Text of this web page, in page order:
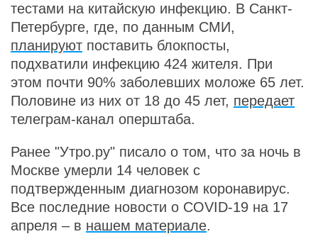
тестами на китайскую инфекцию. В Санкт-
Петербурге, где, по данным СМИ,
планируют поставить блокпосты,
подхватили инфекцию 424 жителя. При
этом почти 90% заболевших моложе 65 лет.
Половине из них от 18 до 45 лет, передает
телеграм-канал оперштаба.
Ранее "Утро.ру" писало о том, что за ночь в
Москве умерли 14 человек с
подтвержденным диагнозом коронавирус.
Все последние новости о COVID-19 на 17
апреля – в нашем материале.